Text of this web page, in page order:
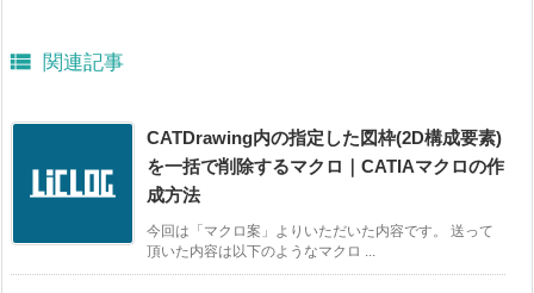
 関連記事
CATDrawing内の指定した図枠(2D構成要素)
を一括で削除するマクロ｜CATIAマクロの作
成方法
今回は「マクロ案」よりいただいた内容です。 送って
頂いた内容は以下のようなマクロ ...